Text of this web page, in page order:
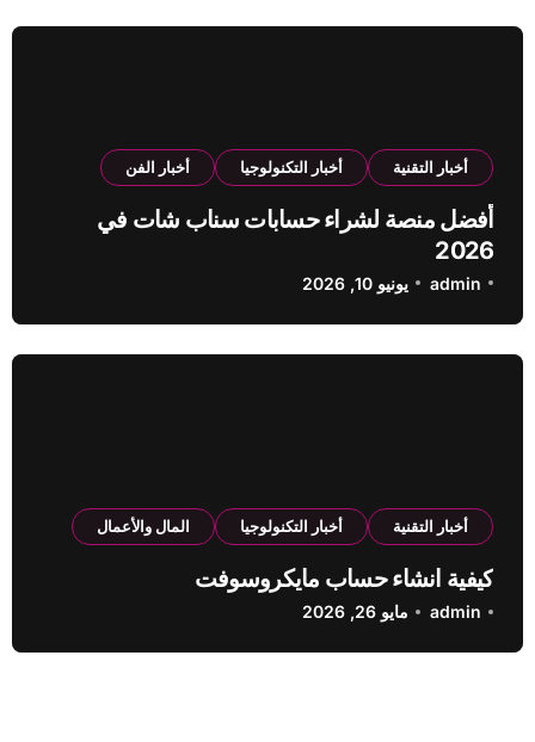
أخبار التقنية أخبار التكنولوجيا أخبار الفن
أفضل منصة لشراء حسابات سناب شات في
2026
admin يونيو 10, 2026
أخبار التقنية أخبار التكنولوجيا المال والأعمال
كيفية انشاء حساب مايكروسوفت
admin مايو 26, 2026